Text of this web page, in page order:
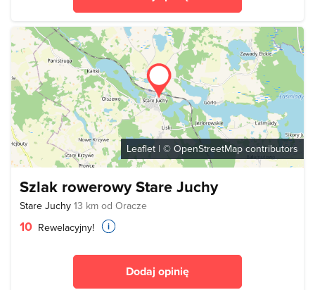
Leaflet | © OpenStreetMap contributors
Szlak rowerowy Stare Juchy
Stare Juchy 13 km od Oracze
10 Rewelacyjny!
Dodaj opinię